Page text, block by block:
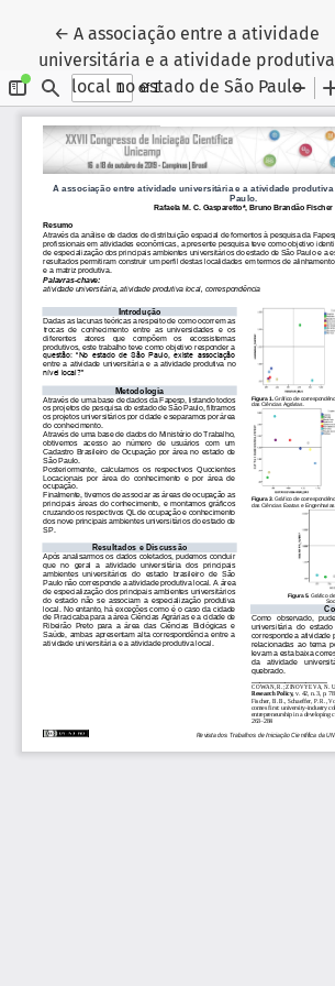
←Voltar aos Detalhes do Artigo
A associação entre a atividade
universitária e a atividade produtiva
local no estado de São Paulo